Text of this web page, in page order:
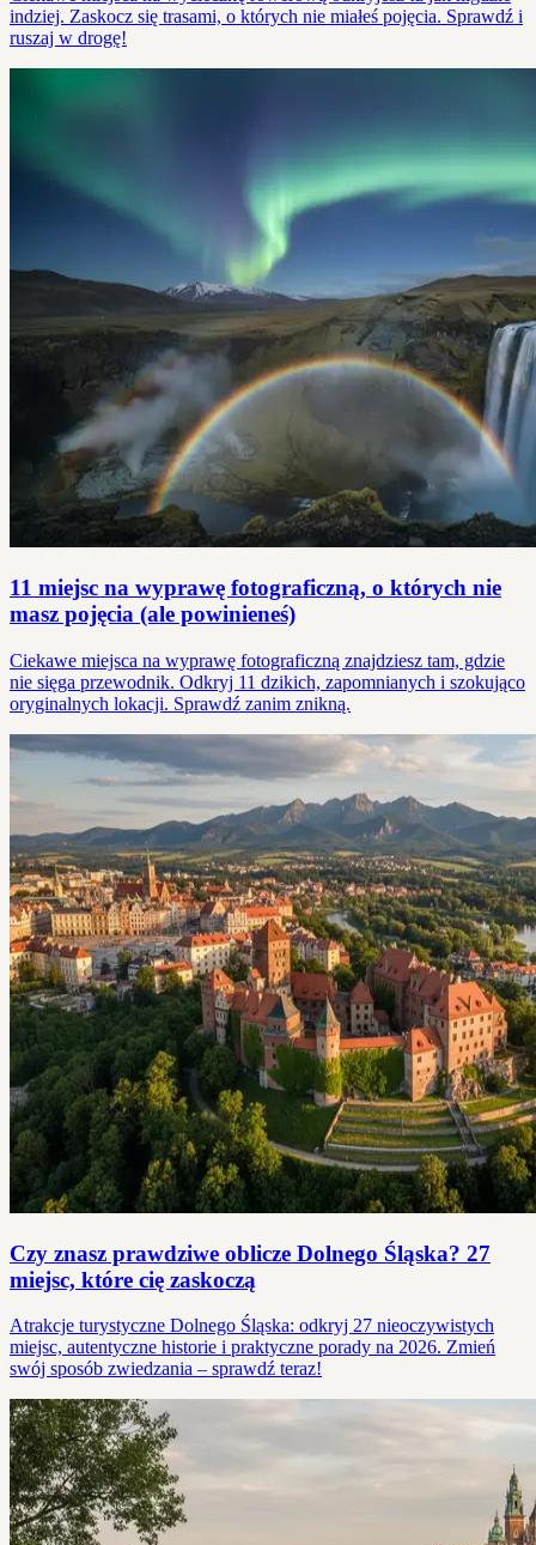
indziej. Zaskocz się trasami, o których nie miałeś pojęcia. Sprawdź i
ruszaj w drogę!
11 miejsc na wyprawę fotograficzną, o których nie
masz pojęcia (ale powinieneś)
Ciekawe miejsca na wyprawę fotograficzną znajdziesz tam, gdzie
nie sięga przewodnik. Odkryj 11 dzikich, zapomnianych i szokująco
oryginalnych lokacji. Sprawdź zanim znikną.
Czy znasz prawdziwe oblicze Dolnego Śląska? 27
miejsc, które cię zaskoczą
Atrakcje turystyczne Dolnego Śląska: odkryj 27 nieoczywistych
miejsc, autentyczne historie i praktyczne porady na 2026. Zmień
swój sposób zwiedzania – sprawdź teraz!